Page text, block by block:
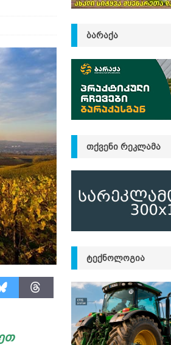
ᲑᲐᲠᲐᲥᲐ
ᲗᲥᲕᲔᲜᲘ ᲠᲔᲙᲚᲐᲛᲐ
ᲢᲔᲥᲜᲝᲚᲝᲒᲘᲐ